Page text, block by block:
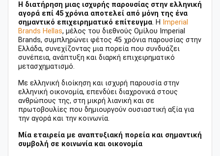
Η διατήρηση μιας ισχυρής παρουσίας στην ελληνική
αγορά επί 45 χρόνια αποτελεί από μόνη της ένα
σημαντικό επιχειρηματικό επίτευγμα. Η Imperial
Brands Hellas, μέλος του διεθνούς Ομίλου Imperial
Brands, συμπληρώνει φέτος 45 χρόνια παρουσίας στην
Ελλάδα, συνεχίζοντας μια πορεία που συνδυάζει
συνέπεια, ανάπτυξη και διαρκή επιχειρηματικό
μετασχηματισμό.
Με ελληνική διοίκηση και ισχυρή παρουσία στην
ελληνική οικονομία, επενδύει διαχρονικά στους
ανθρώπους της, στη μικρή λιανική και σε
πρωτοβουλίες που δημιουργούν ουσιαστική αξία για
την αγορά και την κοινωνία.
Μία εταιρεία με αναπτυξιακή πορεία και σημαντική
συμβολή σε κοινωνία και οικονομία